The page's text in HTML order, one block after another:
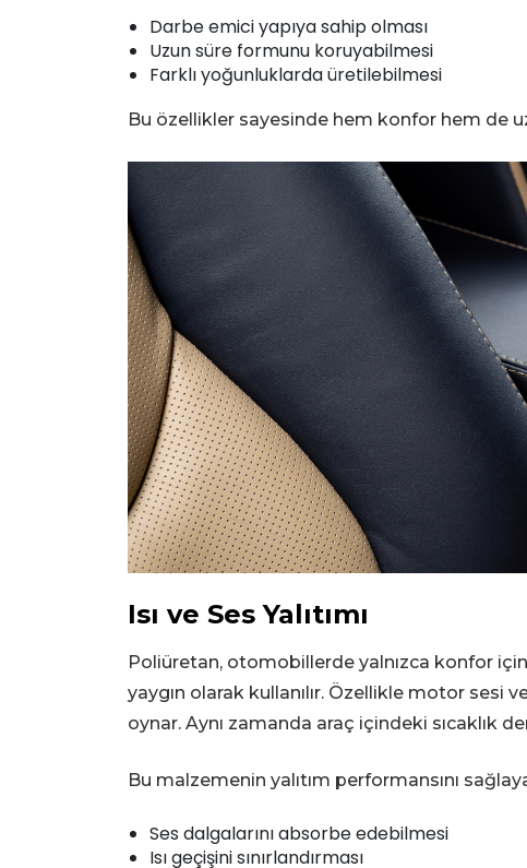
Darbe emici yapıya sahip olması
Uzun süre formunu koruyabilmesi
Farklı yoğunluklarda üretilebilmesi
Bu özellikler sayesinde hem konfor hem de
Isı ve Ses Yalıtımı
Poliüretan, otomobillerde yalnızca konfor
yaygın olarak kullanılır. Özellikle motor sesi
oynar. Aynı zamanda araç içindeki sıcaklık
Bu malzemenin yalıtım performansını
Ses dalgalarını absorbe edebilmesi
Isı geçişini sınırlandırması